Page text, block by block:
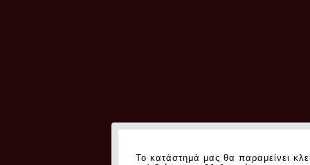
Το κατάστημά μας θα παραμείνει